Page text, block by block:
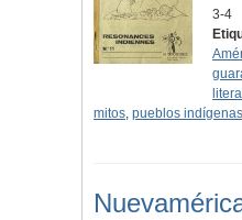
3-4
mitos, pueblos indígenas